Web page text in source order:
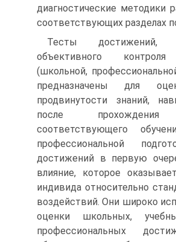
диагностические методики
соответствующих разделах
Тесты достижений,
объективного
(школьной,
предназначены для
продвинутости знаний,
после прохождения
соответствующего
профессиональной
достижений в первую
влияние, которое
индивида относительно
воздействий. Они широко
оценки школьных,
профессиональных